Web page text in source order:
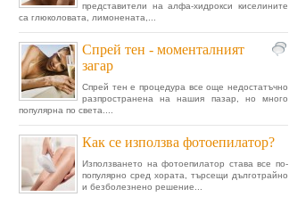
представители на алфа-хидрокси киселините
са глюколовата, лимонената,...
Спрей тен - моменталният
загар
Спрей тен е процедура все още недостатъчно
разпространена на нашия пазар, но много
популярна по света....
Как се използва фотоепилатор?
Използването на фотоепилатор става все по-
популярно сред хората, търсещи дълготрайно
и безболезнено решение...